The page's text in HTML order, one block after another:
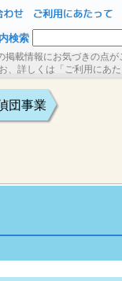
検索
掲載情報にお気づきの点
、詳しくは「ご利用にあ
団事業